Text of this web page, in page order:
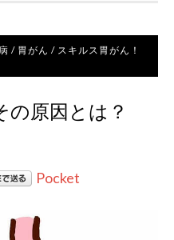
/ 胃がん / スキルス胃がん！
の原因とは？
Pocket